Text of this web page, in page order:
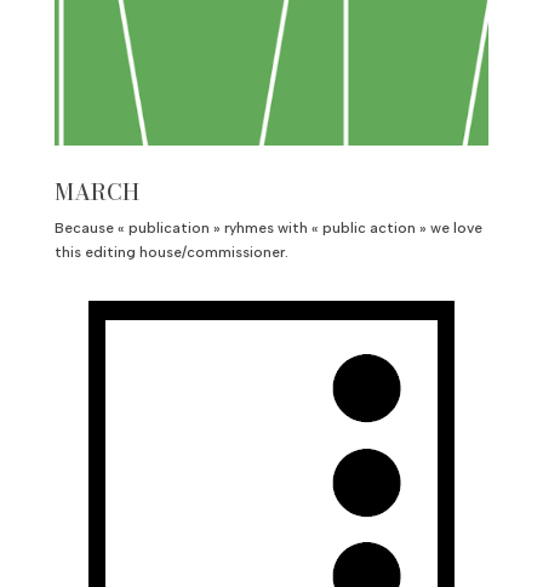
MARCH
Because « publication » ryhmes with « public action » we love
this editing house/commissioner.